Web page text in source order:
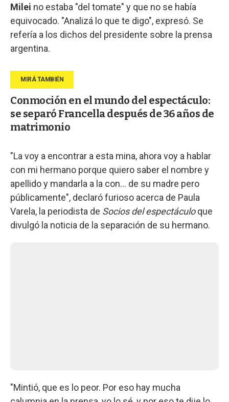
Milei no estaba "del tomate" y que no se había
equivocado. "Analizá lo que te digo", expresó. Se
refería a los dichos del presidente sobre la prensa
argentina.
Conmoción en el mundo del espectáculo:
se separó Francella después de 36 años de
matrimonio
"La voy a encontrar a esta mina, ahora voy a hablar
con mi hermano porque quiero saber el nombre y
apellido y mandarla a la con... de su madre pero
públicamente", declaró furioso acerca de Paula
Varela, la periodista de Socios del espectáculoque
divulgó la noticia de la separación de su hermano.
"Mintió, que es lo peor. Por eso hay mucha